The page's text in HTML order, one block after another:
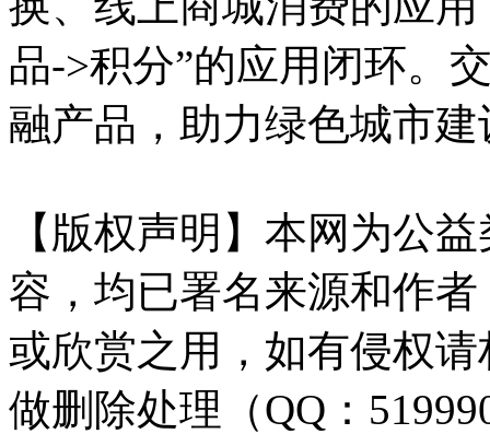
品->积分”的应用闭环。
融产品，助力绿色城市
【版权声明】本网为公
容，均已署名来源和作
或欣赏之用，如有侵权
做删除处理（QQ：